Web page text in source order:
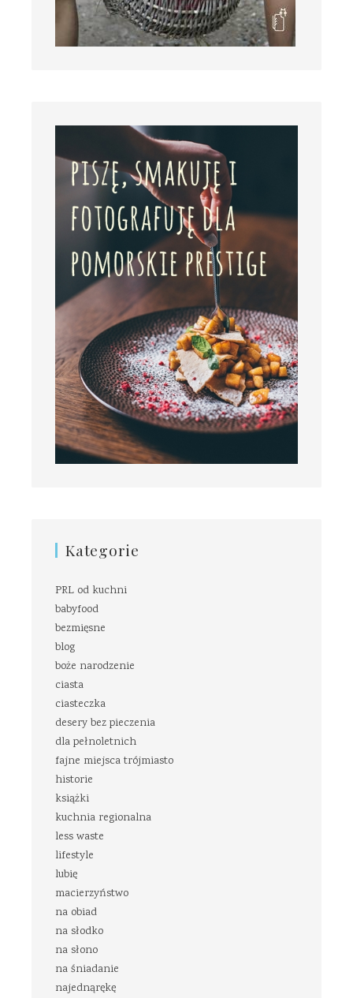
Kategorie
PRL od kuchni
babyfood
bezmięsne
blog
boże narodzenie
ciasta
ciasteczka
desery bez pieczenia
dla pełnoletnich
fajne miejsca trójmiasto
historie
książki
kuchnia regionalna
less waste
lifestyle
lubię
macierzyństwo
na obiad
na słodko
na słono
na śniadanie
najednąrękę